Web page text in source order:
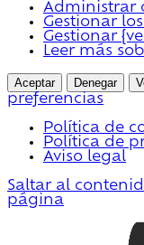
Administrar
Gestionar
Gestionar
Leer más
Aceptar Denegar
preferencias
Política de
Política de
Aviso legal
Saltar al
página